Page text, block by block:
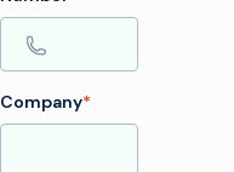
Company*